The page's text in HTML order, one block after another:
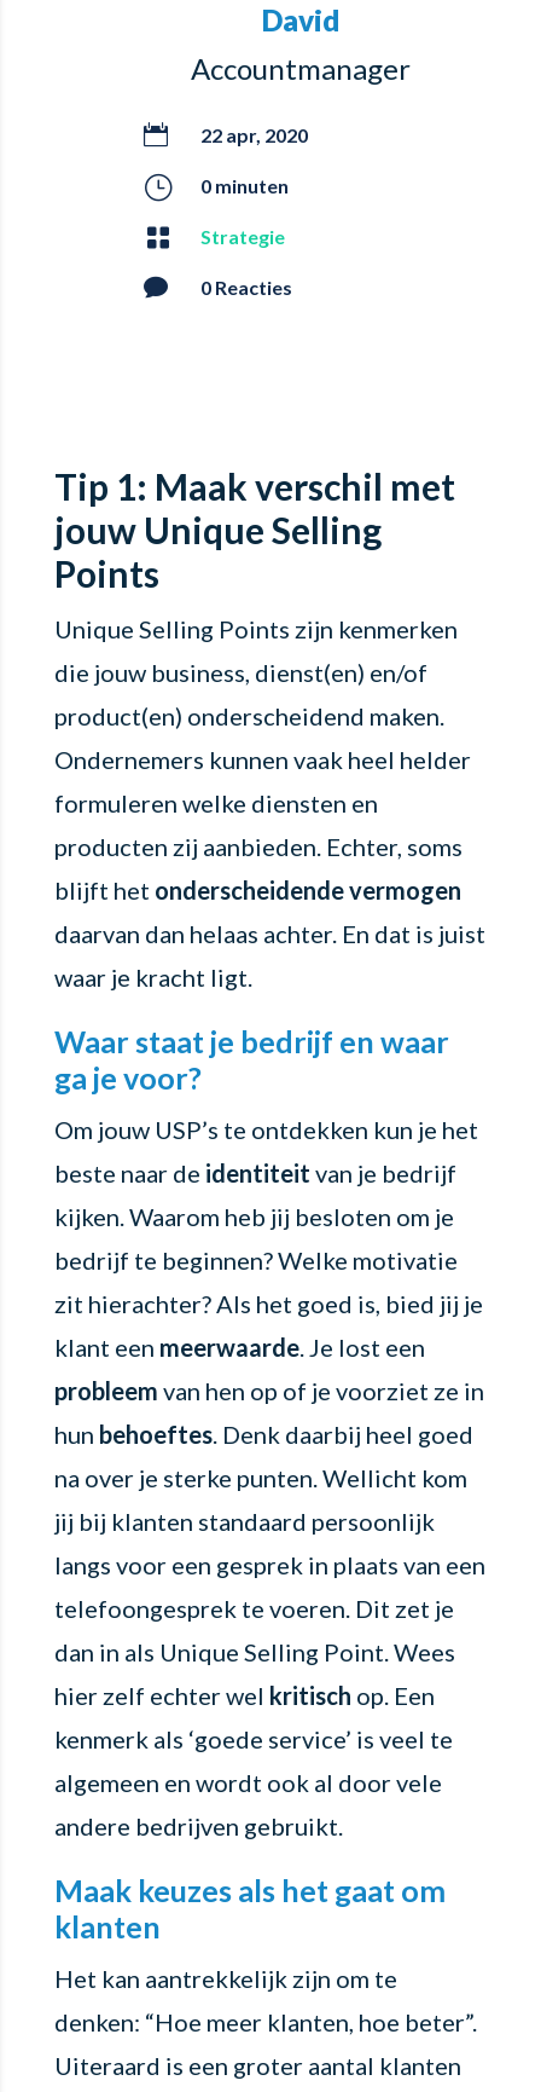
David
Accountmanager
 22 apr, 2020
} 0 minuten
 Strategie
 0 Reacties
Tip 1: Maak verschil met
jouw Unique Selling
Points
Unique Selling Points zijn kenmerken
die jouw business, dienst(en) en/of
product(en) onderscheidend maken.
Ondernemers kunnen vaak heel helder
formuleren welke diensten en
producten zij aanbieden. Echter, soms
blijft het onderscheidende vermogen
daarvan dan helaas achter. En dat is juist
waar je kracht ligt.
Waar staat je bedrijf en waar
ga je voor?
Om jouw USP’s te ontdekken kun je het
beste naar de identiteit van je bedrijf
kijken. Waarom heb jij besloten om je
bedrijf te beginnen? Welke motivatie
zit hierachter? Als het goed is, bied jij je
klant een meerwaarde. Je lost een
probleem van hen op of je voorziet ze in
hun behoeftes. Denk daarbij heel goed
na over je sterke punten. Wellicht kom
jij bij klanten standaard persoonlijk
langs voor een gesprek in plaats van een
telefoongesprek te voeren. Dit zet je
dan in als Unique Selling Point. Wees
hier zelf echter wel kritisch op. Een
kenmerk als ‘goede service’ is veel te
algemeen en wordt ook al door vele
andere bedrijven gebruikt.
Maak keuzes als het gaat om
klanten
Het kan aantrekkelijk zijn om te
denken: “Hoe meer klanten, hoe beter”.
Uiteraard is een groter aantal klanten